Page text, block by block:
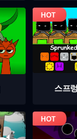
스프